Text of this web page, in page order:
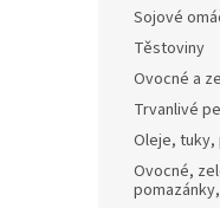
Sojové
Těstoviny
Ovocné a
Trvanlivé
Oleje, tuky,
Ovocné,